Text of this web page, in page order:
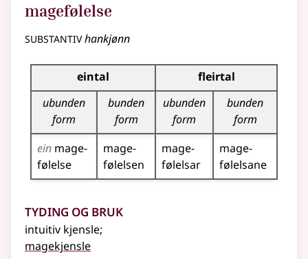
magefølelse
substantivhankjønn
Bøyningstabell for dette substantivet
eintal
fleirtal
ubunden
form
bunden
form
ubunden
form
bunden
form
ein mage­
følelse
mage­
følelsen
mage­
følelsar
mage­
følelsane
Tyding og bruk
intuitiv kjensle;
magekjensle